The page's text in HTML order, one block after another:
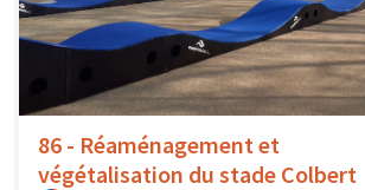
86 - Réaménagement et
végétalisation du stade Colbert